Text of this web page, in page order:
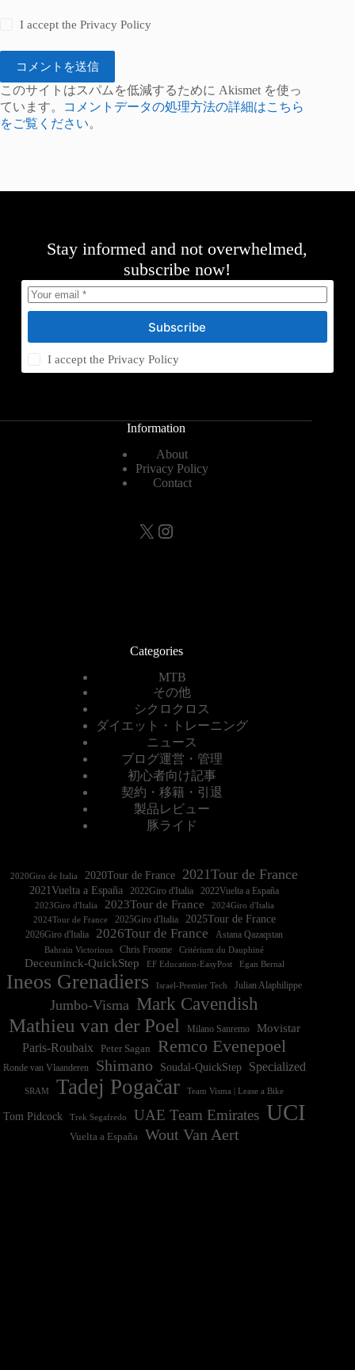
I accept thePrivacy Policy
コメントを送信
このサイトはスパムを低減するために Akismet を使っ
ています。
コメントデータの処理方法の詳細はこちら
をご覧ください。
Stay informed and not overwhelmed,
subscribe now!
Subscribe
I accept thePrivacy Policy
Information
About
Privacy Policy
Contact
X Instagram
Categories
MTB
その他
シクロクロス
ダイエット・トレーニング
ニュース
ブログ運営・管理
初心者向け記事
契約・移籍・引退
製品レビュー
豚ライド
2020Giro de Italia 2020Tour de France 2021Tour de France
2021Vuelta a España 2022Vuelta a España
2023Giro d'Italia 2023Tour de France
2024Tour de France
2025Giro d'Italia 2025Tour de France
2026Giro d'Italia 2026Tour de France Astana Qazaqstan
Bahrain Victorious Chris Froome Critérium du Dauphiné
Deceuninck-QuickStep EF Education-EasyPost Egan Bernal
Ineos Grenadiers Israel-Premier Tech Julian Alaphilippe
Jumbo-Visma Mark Cavendish
Mathieu van der Poel Milano Sanremo
Movistar
Paris-Roubaix
Peter Sagan Remco Evenepoel
Ronde van Vlaanderen Shimano Soudal-QuickStep Specialized
SRAM Tadej Pogačar Team Visma | Lease a Bike
Tom Pidcock Trek Segafredo UAE Team Emirates UCI
Vuelta a España Wout Van Aert